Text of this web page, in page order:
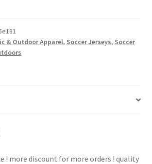
& Outdoor Apparel, Soccer Jerseys, Soccer
! more discount for more orders ! quality